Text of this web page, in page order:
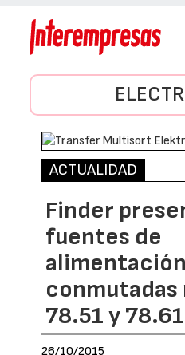
ACTUALIDAD
Finder
fuentes de
alimentación
conmutadas
78.51 y 78.61
26/10/2015